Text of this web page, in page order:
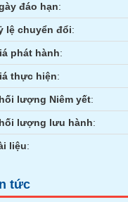
đáo hạn:
lệ chuyển đổi:
phát hành:
thực hiện:
lượng Niêm yết:
lượng lưu hành:
liệu:
tức